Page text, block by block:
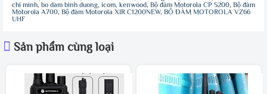
chi minh, bo dam binh duong, icom, kenwood, Bộ đàm Motorola CP 5200, Bộ đàm
Motorola A700, Bộ đàm Motorola XIR C1200NEW, BỘ ĐÀM MOTOROLA VZ66
UHF
Sản phẩm cùng loại